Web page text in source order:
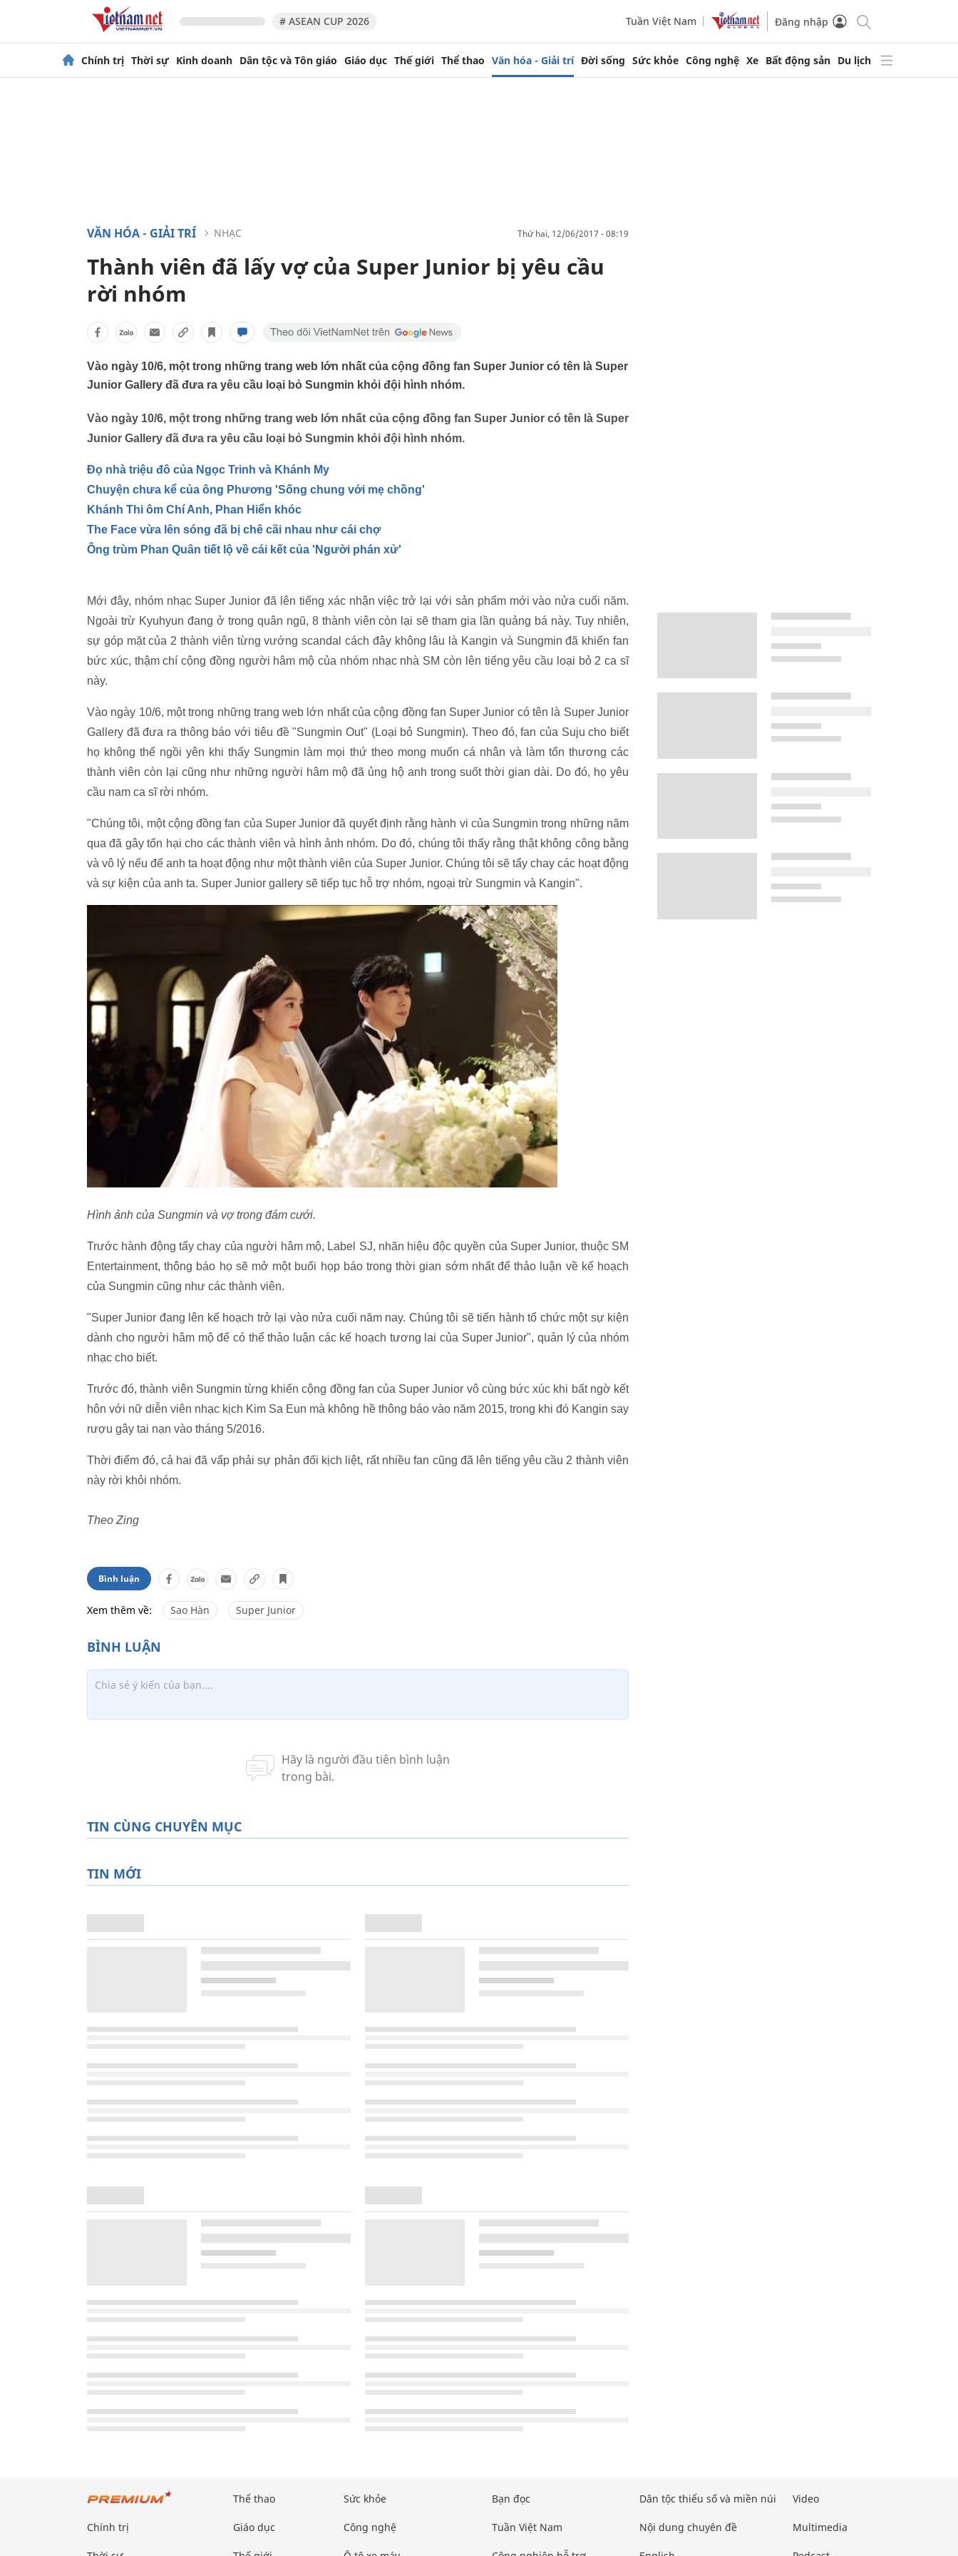
# ASEAN CUP 2026 Tuần Việt Nam Đăng nhập
Chính trị Thời sự Kinh doanh Dân tộc và Tôn giáo Giáo dục Thế giới Thể thao Văn hóa - Giải trí Đời sống Sức khỏe Công nghệ Xe Bất động sản Du lịch
VĂN HÓA - GIẢI TRÍ NHẠC thứ hai, 12/06/2017 - 08:19
Thành viên đã lấy vợ của Super Junior bị yêu cầu
rời nhóm
Vào ngày 10/6, một trong những trang web lớn nhất của cộng đồng fan Super Junior có tên là Super
Junior Gallery đã đưa ra yêu cầu loại bỏ Sungmin khỏi đội hình nhóm.
Vào ngày 10/6, một trong những trang web lớn nhất của cộng đồng fan Super Junior có tên là Super
Junior Gallery đã đưa ra yêu cầu loại bỏ Sungmin khỏi đội hình nhóm.
Đọ nhà triệu đô của Ngọc Trinh và Khánh My
Chuyện chưa kể của ông Phương 'Sống chung với mẹ chồng'
Khánh Thi ôm Chí Anh, Phan Hiển khóc
The Face vừa lên sóng đã bị chê cãi nhau như cái chợ
Ông trùm Phan Quân tiết lộ về cái kết của 'Người phán xử'
Mới đây, nhóm nhạc Super Junior đã lên tiếng xác nhận việc trở lại với sản phẩm mới vào nửa cuối năm.
Ngoài trừ Kyuhyun đang ở trong quân ngũ, 8 thành viên còn lại sẽ tham gia lần quảng bá này. Tuy nhiên,
sự góp mặt của 2 thành viên từng vướng scandal cách đây không lâu là Kangin và Sungmin đã khiến fan
bức xúc, thậm chí cộng đồng người hâm mộ của nhóm nhạc nhà SM còn lên tiếng yêu cầu loại bỏ 2 ca sĩ
này.
Vào ngày 10/6, một trong những trang web lớn nhất của cộng đồng fan Super Junior có tên là Super Junior
Gallery đã đưa ra thông báo với tiêu đề "Sungmin Out" (Loại bỏ Sungmin). Theo đó, fan của Suju cho biết
họ không thể ngồi yên khi thấy Sungmin làm mọi thứ theo mong muốn cá nhân và làm tổn thương các
thành viên còn lại cũng như những người hâm mộ đã ủng hộ anh trong suốt thời gian dài. Do đó, họ yêu
cầu nam ca sĩ rời nhóm.
"Chúng tôi, một cộng đồng fan của Super Junior đã quyết định rằng hành vi của Sungmin trong những năm
qua đã gây tổn hại cho các thành viên và hình ảnh nhóm. Do đó, chúng tôi thấy rằng thật không công bằng
và vô lý nếu để anh ta hoạt động như một thành viên của Super Junior. Chúng tôi sẽ tẩy chay các hoạt động
và sự kiện của anh ta. Super Junior gallery sẽ tiếp tục hỗ trợ nhóm, ngoại trừ Sungmin và Kangin".
Hình ảnh của Sungmin và vợ trong đám cưới.
Trước hành động tẩy chay của người hâm mộ, Label SJ, nhãn hiệu độc quyền của Super Junior, thuộc SM
Entertainment, thông báo họ sẽ mở một buổi họp báo trong thời gian sớm nhất để thảo luận về kế hoạch
của Sungmin cũng như các thành viên.
"Super Junior đang lên kế hoạch trở lại vào nửa cuối năm nay. Chúng tôi sẽ tiến hành tổ chức một sự kiện
dành cho người hâm mộ để có thể thảo luận các kế hoạch tương lai của Super Junior", quản lý của nhóm
nhạc cho biết.
Trước đó, thành viên Sungmin từng khiến cộng đồng fan của Super Junior vô cùng bức xúc khi bất ngờ kết
hôn với nữ diễn viên nhạc kịch Kim Sa Eun mà không hề thông báo vào năm 2015, trong khi đó Kangin say
rượu gây tai nạn vào tháng 5/2016.
Thời điểm đó, cả hai đã vấp phải sự phản đối kịch liệt, rất nhiều fan cũng đã lên tiếng yêu cầu 2 thành viên
này rời khỏi nhóm.
Theo Zing
Bình luận
Xem thêm về: Sao Hàn Super Junior
TIN CÙNG CHUYÊN MỤC
TIN MỚI
Chính trị
Thể thao
Giáo dục
Sức khỏe
Công nghệ
Bạn đọc
Tuần Việt Nam
Dân tộc thiểu số và miền núi
Nội dung chuyên đề
Video
Multimedia